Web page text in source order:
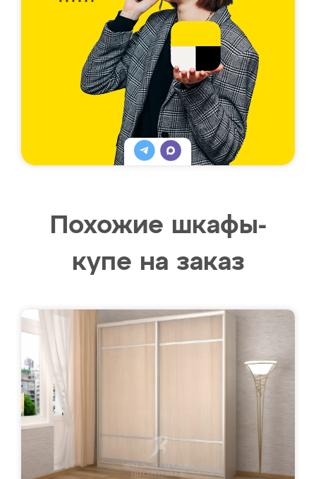
Похожие шкафы-
купе на заказ